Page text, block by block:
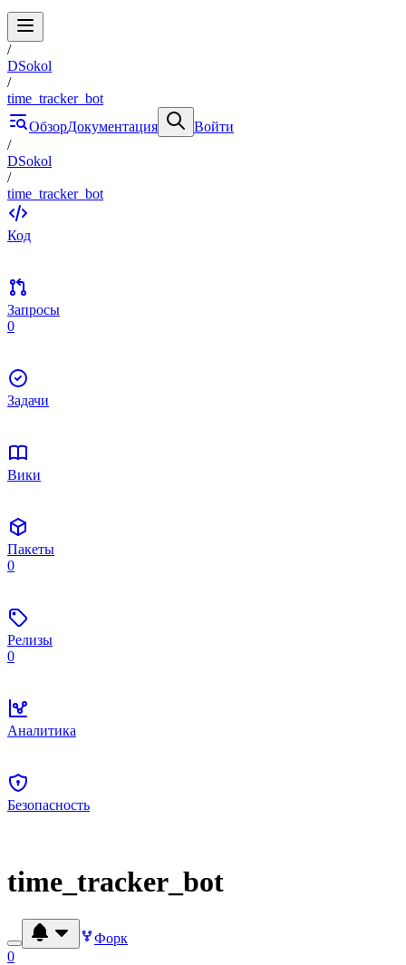
/
DSokol
/
time_tracker_bot
ОбзорДокументация
Войти
/
DSokol
/
time_tracker_bot
Код
Запросы
0
Задачи
Вики
Пакеты
0
Релизы
0
Аналитика
Безопасность
time_tracker_bot
Форк
0